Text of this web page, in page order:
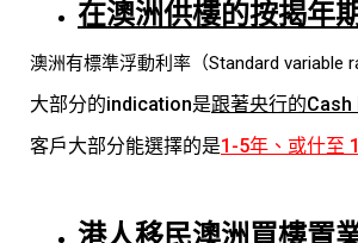
在澳洲供樓的按揭年
澳洲有標準浮動利率（Standard variable
大部分的indication是跟著央行的Cash
客戶大部分能選擇的是1-5年、或什至
港人移民澳洲買樓置